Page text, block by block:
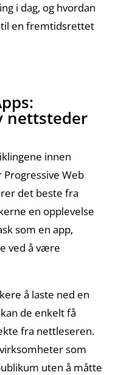
i dag, og hvordan
en fremtidsrettet
nettsteder
innen
Web
det beste fra
en opplevelse
som en app,
ved å være
å laste ned en
de enkelt få
fra nettleseren.
som
uten å måtte